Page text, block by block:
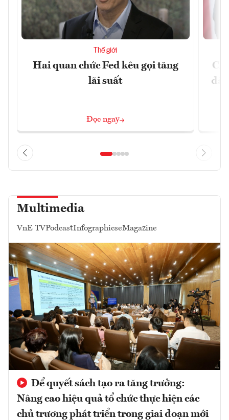
Thế giới
Hai quan chức Fed kêu gọi tăng
lãi suất
Đọc ngay
đã
Multimedia
VnE TVPodcastInfographicseMagazine
Để quyết sách tạo ra tăng trưởng:
Nâng cao hiệu quả tổ chức thực hiện các
chủ trương phát triển trong giai đoạn mới